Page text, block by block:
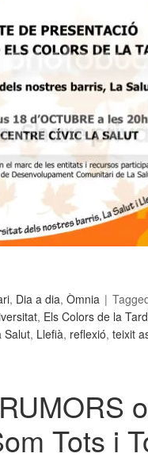
, Dia a dia, Òmnia
, Els Colors de la
Salut, Llefià, reflexió, teixit
Tots i